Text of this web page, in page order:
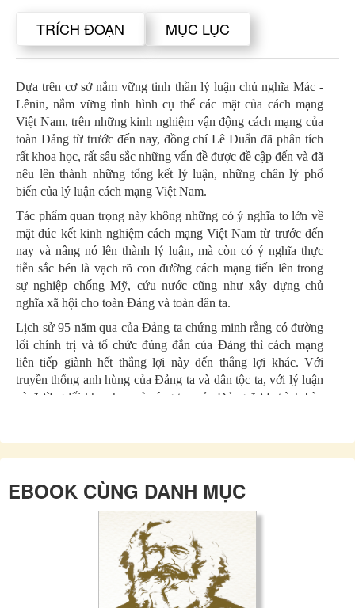
TRÍCH ĐOẠN MỤC LỤC
Dựa trên cơ sở nắm vững tinh thần lý luận chủ nghĩa Mác -
Lênin, nắm vững tình hình cụ thể các mặt của cách mạng
Việt Nam, trên những kinh nghiệm vận động cách mạng của
toàn Đảng từ trước đến nay, đồng chí Lê Duẩn đã phân tích
rất khoa học, rất sâu sắc những vấn đề được đề cập đến và đã
nêu lên thành những tổng kết lý luận, những chân lý phổ
biến của lý luận cách mạng Việt Nam.
Tác phẩm quan trọng này không những có ý nghĩa to lớn về
mặt đúc kết kinh nghiệm cách mạng Việt Nam từ trước đến
nay và nâng nó lên thành lý luận, mà còn có ý nghĩa thực
tiễn sắc bén là vạch rõ con đường cách mạng tiến lên trong
sự nghiệp chống Mỹ, cứu nước cũng như xây dựng chủ
nghĩa xã hội cho toàn Đảng và toàn dân ta.
Lịch sử 95 năm qua của Đảng ta chứng minh rằng có đường
lối chính trị và tổ chức đúng đắn của Đảng thì cách mạng
liên tiếp giành hết thắng lợi này đến thắng lợi khác. Với
truyền thống anh hùng của Đảng ta và dân tộc ta, với lý luận
và đường lối khoa học và sáng tạo của Đảng được trình bày
ngày giải phóng hoàn toàn miền Nam, thống nhất đất nước
đến nay, trải qua bao sóng gió, Đảng vẫn kiên định mục tiêu
độc lập dân tộc gắn liền với chủ nghĩa xã hội, lãnh đạo cách
mạng nước ta đạt được những thành tựu mới, không ngừng
nâng cao thế và lực của đất nước. Trên bước đường quá độ
tiến lên chủ nghĩa xã hội hiện nay, nhiều vấn đề được Tổng
Bí thư Lê Duẩn trình bày trong tác phẩm này như: tăng
EBOOK CÙNG DANH MỤC